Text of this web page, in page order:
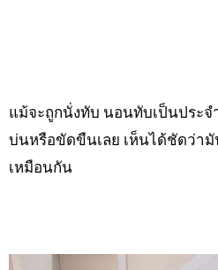
แม้จะถูกนั่งทับ นอนทับเป็นประจ
บ่นหรือขัดขืนเลย เห็นได้ชัดว่า
เหมือนกัน